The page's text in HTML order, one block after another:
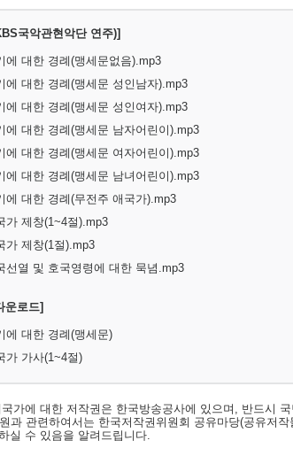
국악관현악단 연주)]
에 대한 경례(맹세문없음).mp3
에 대한 경례(맹세문 성인남자).mp3
에 대한 경례(맹세문 성인여자).mp3
에 대한 경례(맹세문 남자어린이).mp3
에 대한 경례(맹세문 여자어린이).mp3
에 대한 경례(맹세문 남녀어린이).mp3
에 대한 경례(무전주 애국가).mp3
가 제창(1~4절).mp3
가 제창(1절).mp3
선열 및 호국영령에 대한 묵념.mp3
운로드]
에 대한 경례(맹세문)
가 가사(1~4절)
가에 대한 저작권은 한국방송공사에 있으며, 반드시 국
과 관련하여서는 한국저작권위원회 공유마당(공유저작
실 수 있음을 알려드립니다.